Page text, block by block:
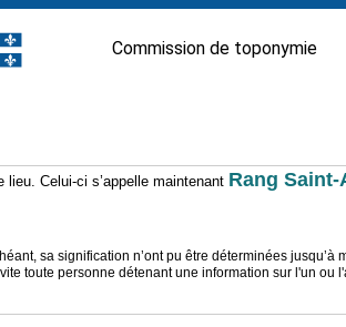
Commission de toponymie
lieu. Celui-ci s’appelle maintenant Rang Saint-
sa signification n’ont pu être déterminées jusqu’à
toute personne détenant une information sur l'un ou